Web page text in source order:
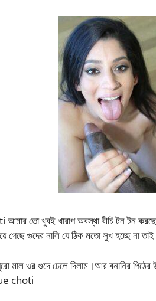
তো খুবই খারাপ অবস্থা বীচি টন টন করছে,
গেছে গুদের নালি যে ঠিক মতো সুখ হচ্ছে না
মাল ওর গুদে ঢেলে দিলাম।আর বনানির
choti